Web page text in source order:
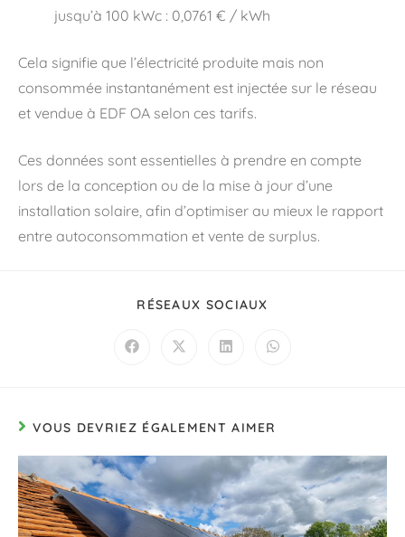
jusqu’à 100 kWc : 0,0761 € / kWh
Cela signifie que l’électricité produite mais non
consommée instantanément est injectée sur le réseau
et vendue à EDF OA selon ces tarifs.
Ces données sont essentielles à prendre en compte
lors de la conception ou de la mise à jour d’une
installation solaire, afin d’optimiser au mieux le rapport
entre autoconsommation et vente de surplus.
RÉSEAUX SOCIAUX
VOUS DEVRIEZ ÉGALEMENT AIMER